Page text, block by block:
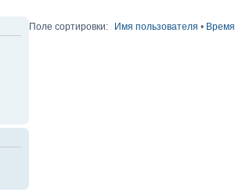
Поле сортировки: Имя пользователя • Время